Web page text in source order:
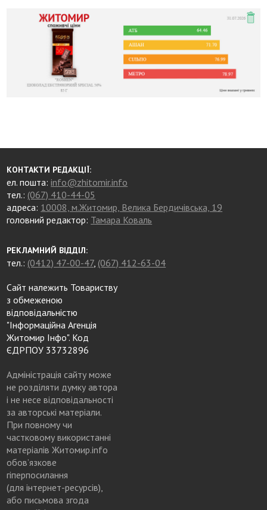
КОНТАКТИ РЕДАКЦІЇ:
ел. пошта:info@zhitomir.info
тел.: (067) 410-44-05
адреса: 10008, м.Житомир, Велика Бердичівська, 19
головний редактор: Тамара Коваль
РЕКЛАМНИЙ ВІДДІЛ:
тел.: (0412) 47-00-47, (067) 412-63-04
Сайт належить Товариству
з обмеженою
відповідальністю
"Інформаційна Агенція
Житомир Інфо". Код
ЄДРПОУ 33732896
Адміністрація сайту може
не розділяти думку автора
і не несе відповідальності
за авторські матеріали.
При повному чи
частковому використанні
матеріалів Житомир.info
обов’язкове
гіперпосилання
(для інтернет-ресурсів),
або письмова згода